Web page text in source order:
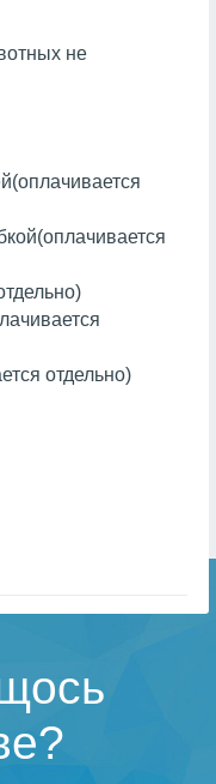
не
(оплачивается
(оплачивается
отдельно)